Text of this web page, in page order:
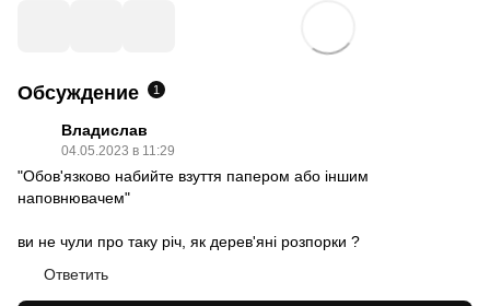
Обсуждение 1
Владислав
04.05.2023 в 11:29
"Обов'язково набийте взуття папером або іншим
наповнювачем"
ви не чули про таку річ, як дерев'яні розпорки ?
Ответить